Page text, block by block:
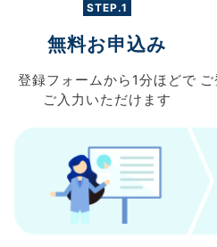
STEP.1
無料お申込み
登録フォームから 1分ほどで
ご入力 いただけます
ご